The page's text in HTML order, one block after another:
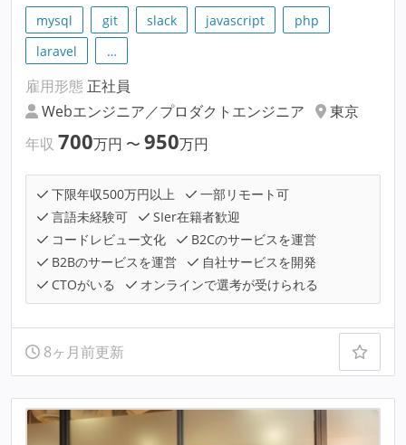
mysql git slack javascript
php
laravel
…
雇用形態 正社員
Webエンジニア／プロダクトエンジニア
東京
年収 700万円 〜 950万円
下限年収500万円以上
一部リモート可
言語未経験可
SIer在籍者歓迎
コードレビュー文化
B2Cのサービスを運営
B2Bのサービスを運営
自社サービスを開発
CTOがいる
オンラインで選考が受けられる
8ヶ月前更新